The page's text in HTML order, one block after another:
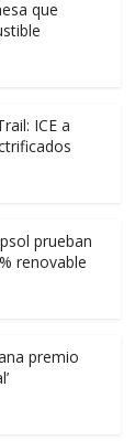
que
ICE a
prueban
renovable
premio